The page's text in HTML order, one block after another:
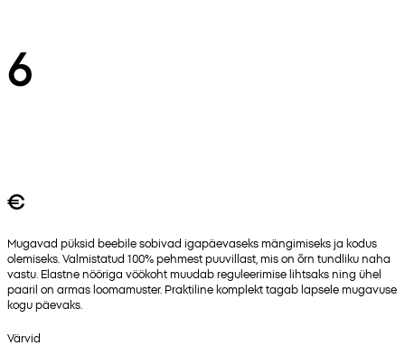
6
€
Mugavad püksid beebile sobivad igapäevaseks mängimiseks ja kodus
olemiseks. Valmistatud 100% pehmest puuvillast, mis on õrn tundliku naha
vastu. Elastne nööriga vöökoht muudab reguleerimise lihtsaks ning ühel
paaril on armas loomamuster. Praktiline komplekt tagab lapsele mugavuse
kogu päevaks.
Värvid